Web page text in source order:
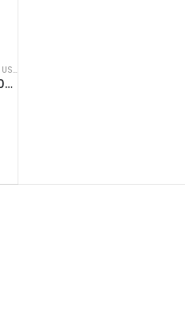
USISIVAČI
Usisivač ISKRA CIKLON SL800-WH